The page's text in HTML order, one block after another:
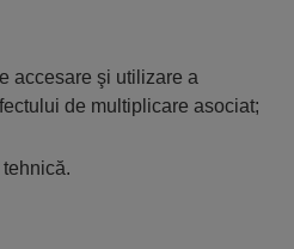
accesare şi utilizare a
de multiplicare asociat;